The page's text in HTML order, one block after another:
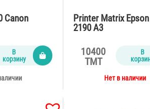
Canon
В
корзину
Printer Matrix Epson
2190 A3
10400
TMT
В
Нет в наличии